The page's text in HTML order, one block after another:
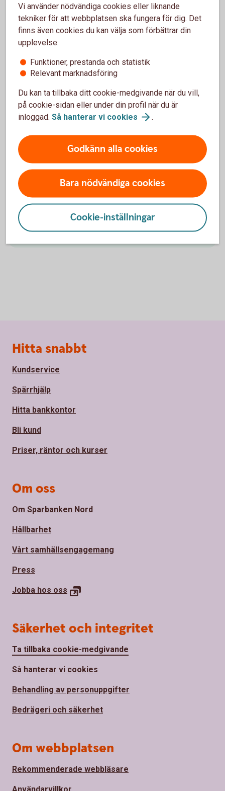
Courtage för värdepappershandel
i appen och internetbanken
Handla aktier som kund
Jag är kund och vill handla medaktier
Bli kund och handla med aktier
Jag vill bli kund och handla medaktier
Vi använder nödvändiga cookies eller liknande
tekniker för att webbplatsen ska fungera för dig. Det
finns även cookies du kan välja som förbättrar din
upplevelse:
Funktioner, prestanda och statistik
Relevant marknadsföring
Du kan ta tillbaka ditt cookie-medgivande när du vill,
på cookie-sidan eller under din profil när du är
inloggad. Så hanterar vi cookies .
Godkänn alla cookies
Bara nödvändiga cookies
Cookie-inställningar
Sidfot
Hitta snabbt
Kundservice
Spärrhjälp
Hitta bankkontor
Bli kund
Priser, räntor och kurser
Om oss
Om Sparbanken Nord
Hållbarhet
Vårt samhällsengagemang
Press
Jobba hos oss
Säkerhet och integritet
Ta tillbaka cookie-medgivande
Så hanterar vi cookies
Behandling av personuppgifter
Bedrägeri och säkerhet
Om webbplatsen
Rekommenderade webbläsare